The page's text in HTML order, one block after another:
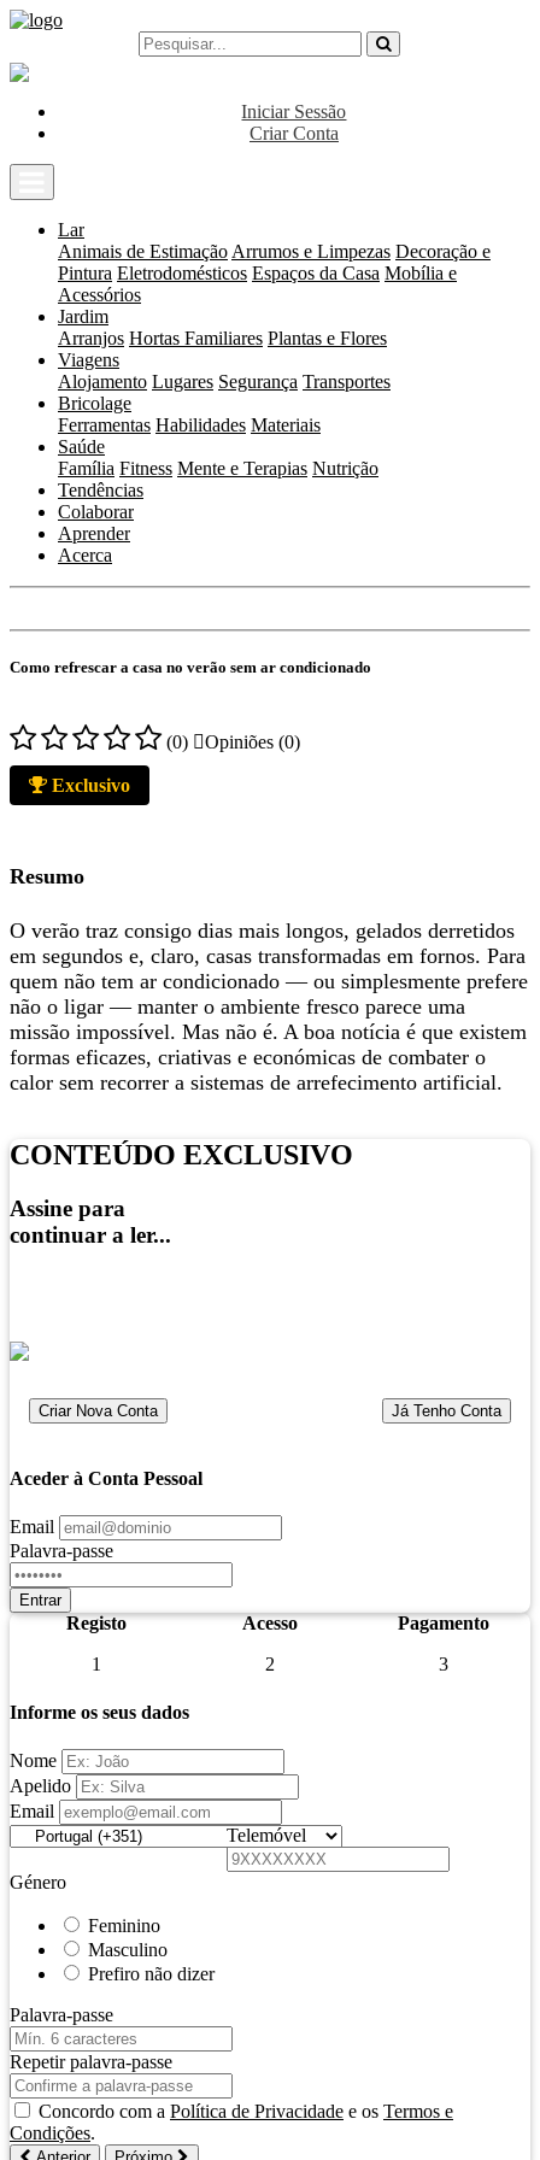
Iniciar Sessão
Criar Conta
Lar
Animais de Estimação Arrumos e Limpezas Decoração e
Pintura Eletrodomésticos Espaços da Casa Mobília e
Acessórios
Jardim
Arranjos Hortas Familiares Plantas e Flores
Viagens
Alojamento Lugares Segurança Transportes
Bricolage
Ferramentas Habilidades Materiais
Saúde
Família Fitness Mente e Terapias Nutrição
Tendências
Colaborar
Aprender
Acerca
Como refrescar a casa no verão sem ar condicionado
(0) Opiniões (0)
Exclusivo
Resumo
O verão traz consigo dias mais longos, gelados derretidos
em segundos e, claro, casas transformadas em fornos. Para
quem não tem ar condicionado — ou simplesmente prefere
não o ligar — manter o ambiente fresco parece uma
missão impossível. Mas não é. A boa notícia é que existem
formas eficazes, criativas e económicas de combater o
calor sem recorrer a sistemas de arrefecimento artificial.
CONTEÚDO EXCLUSIVO
Assine para
continuar a ler...
Criar Nova Conta Já Tenho Conta
Aceder à Conta Pessoal
Email
Palavra-passe
Entrar
Registo
1
Acesso
2
Pagamento
3
Informe os seus dados
Nome
Apelido
Email
Telemóvel
Género
Feminino
Masculino
Prefiro não dizer
Palavra-passe
Repetir palavra-passe
Concordo com a Política de Privacidade e os Termos e
Condições.